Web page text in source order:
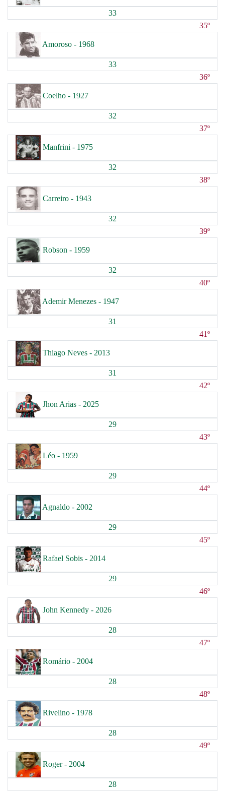
33
35º
Amoroso - 1968
33
36º
Coelho - 1927
32
37º
Manfrini - 1975
32
38º
Carreiro - 1943
32
39º
Robson - 1959
32
40º
Ademir Menezes - 1947
31
41º
Thiago Neves - 2013
31
42º
Jhon Arias - 2025
29
43º
Léo - 1959
29
44º
Agnaldo - 2002
29
45º
Rafael Sobis - 2014
29
46º
John Kennedy - 2026
28
47º
Romário - 2004
28
48º
Rivelino - 1978
28
49º
Roger - 2004
28